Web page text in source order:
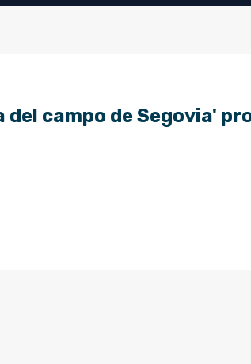
campo de Segovia'